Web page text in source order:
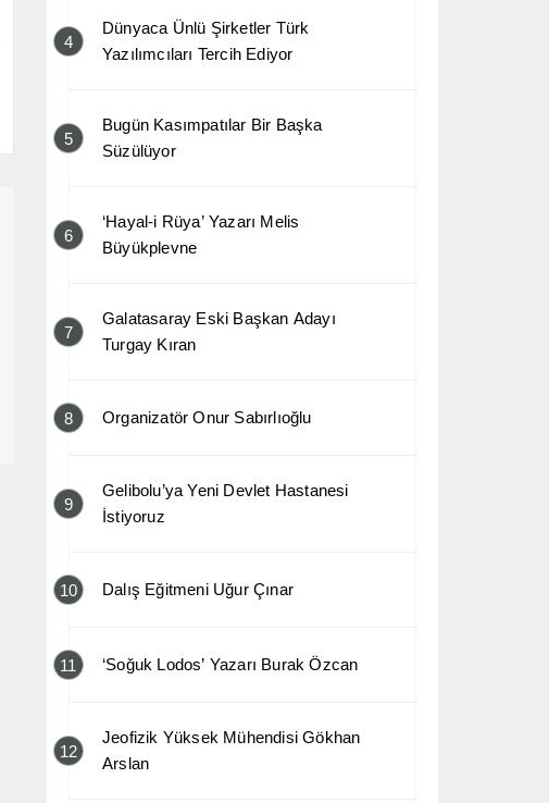
4
Dünyaca Ünlü Şirketler Türk
Yazılımcıları Tercih Ediyor
5
Bugün Kasımpatılar Bir Başka
Süzülüyor
6
‘Hayal-i Rüya’ Yazarı Melis
Büyükplevne
7
Galatasaray Eski Başkan Adayı
Turgay Kıran
8 Organizatör Onur Sabırlıoğlu
9
Gelibolu’ya Yeni Devlet Hastanesi
İstiyoruz
10 Dalış Eğitmeni Uğur Çınar
11 ‘Soğuk Lodos’ Yazarı Burak Özcan
12
Jeofizik Yüksek Mühendisi Gökhan
Arslan